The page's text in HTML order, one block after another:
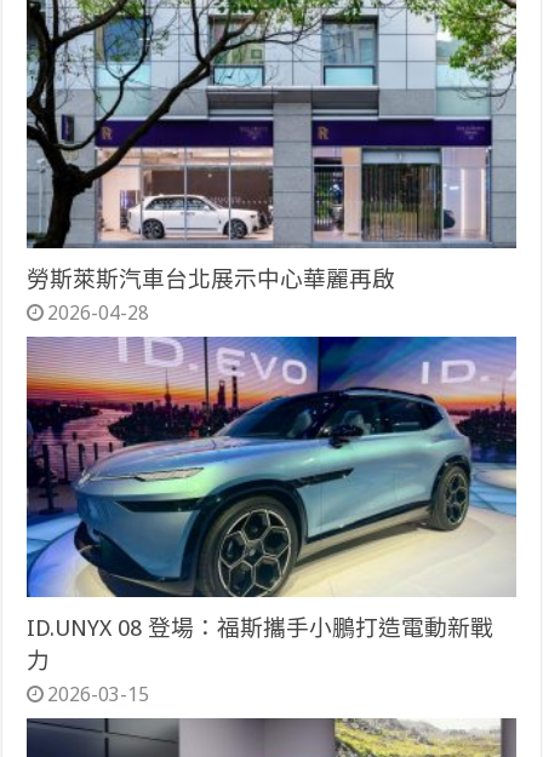
勞斯萊斯汽車台北展示中心華麗再啟
2026-04-28
ID.UNYX 08 登場：福斯攜手小鵬打造電動新戰
力
2026-03-15